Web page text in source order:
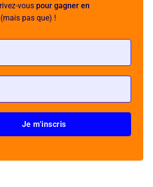
vous pour gagner en
(mais pas que) !
Je m'inscris